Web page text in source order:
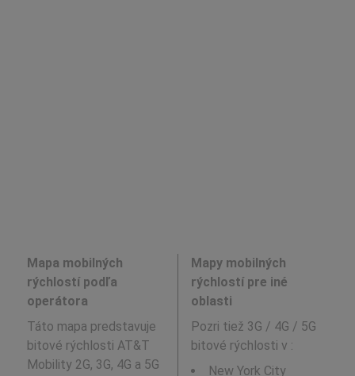
Mapa mobilných
rýchlostí podľa
operátora
Táto mapa predstavuje
bitové rýchlosti AT&T
Mobility 2G, 3G, 4G a 5G
Mapy mobilných
rýchlostí pre iné
oblasti
Pozri tiež 3G / 4G / 5G
bitové rýchlosti v :
New York City